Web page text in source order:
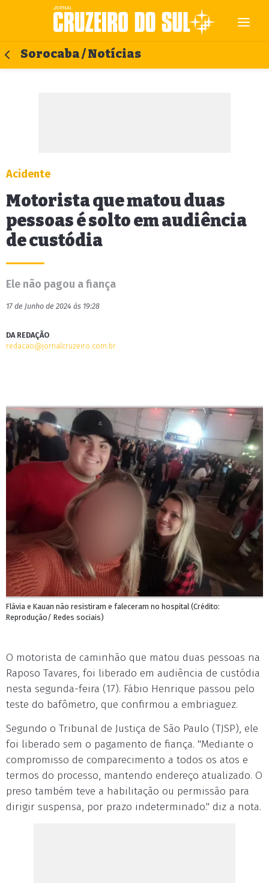
Sorocaba / Notícias
Acidente
Motorista que matou duas
pessoas é solto em audiência
de custódia
Ele não pagou a fiança
17 de Junho de 2024 às 19:28
DA REDAÇÃO
redacao@jornalcruzeiro.com.br
Flávia e Kauan não resistiram e faleceram no hospital (Crédito:
Reprodução/ Redes sociais)
O motorista de caminhão que matou duas pessoas na
Raposo Tavares, foi liberado em audiência de custódia
nesta segunda-feira (17). Fábio Henrique passou pelo
teste do bafômetro, que confirmou a embriaguez.
Segundo o Tribunal de Justiça de São Paulo (TJSP), ele
foi liberado sem o pagamento de fiança. "Mediante o
compromisso de comparecimento a todos os atos e
termos do processo, mantendo endereço atualizado. O
preso também teve a habilitação ou permissão para
dirigir suspensa, por prazo indeterminado." diz a nota.